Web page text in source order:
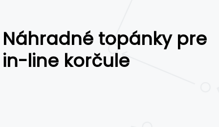
Náhradné topánky pre
in-line korčule